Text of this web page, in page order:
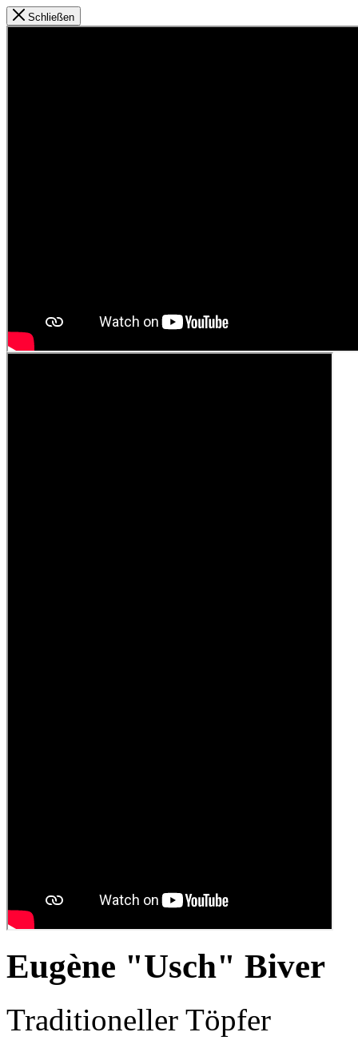
Schließen
Eugène "Usch" Biver
Traditioneller Töpfer